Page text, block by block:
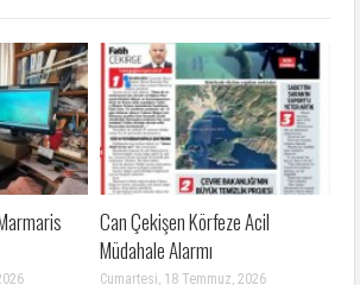
Can Çekişen Körfeze Acil
Müdahale Alarmı
Cumartesi, 18 Temmuz, 2026